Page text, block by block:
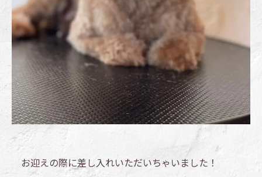
お迎えの際に差し入れいただいちゃいました！